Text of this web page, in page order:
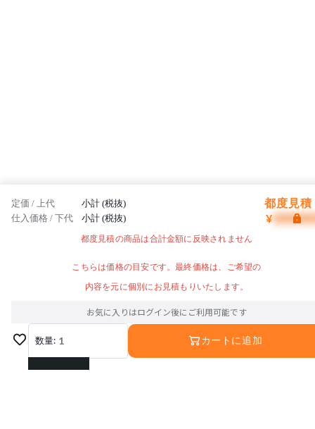
定価 / 上代 小計 (税抜) 都度見積
仕入価格 / 下代 小計 (税抜) ¥
都度見積の商品は合計金額に反映されません
こちらは価格の目安です。最終価格は、ご希望の
内容を元に個別にお見積もりいたします。
お気に入りはログイン後にご利用可能です
数量: 1
1
カートに追加